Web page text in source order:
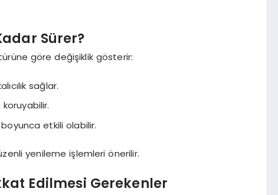
Sürer?
türüne göre değişiklik gösterir:
sağlar.
etkili olabilir.
yenileme işlemleri önerilir.
Edilmesi Gerekenler